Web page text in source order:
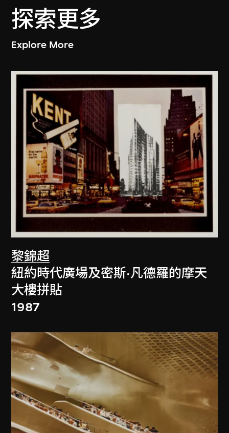
探索更多
Explore More
黎錦超
紐約時代廣場及密斯·凡德羅的摩天
大樓拼貼
1987